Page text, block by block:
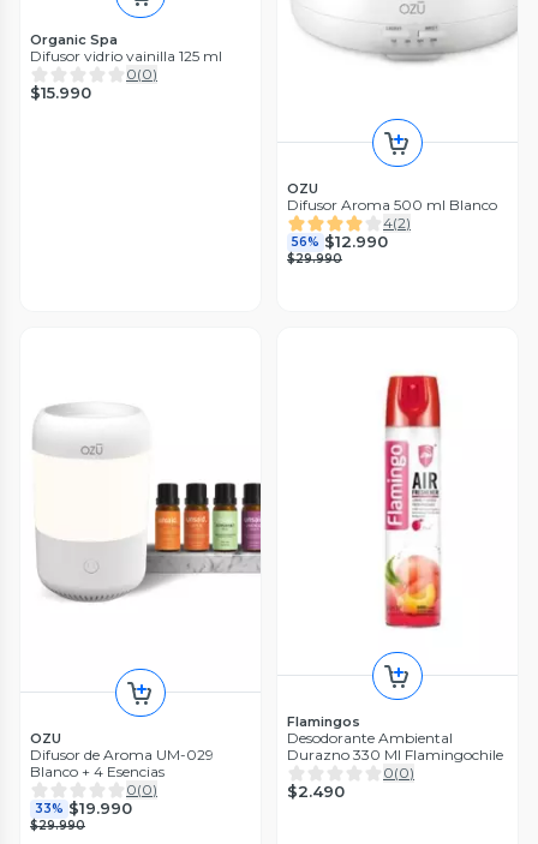
Organic Spa
Difusor vidrio vainilla 125 ml
0(0)
$15.990
OZU
Difusor Aroma 500 ml Blanco
4(2)
56% $12.990
$29.990
OZU
Difusor de Aroma UM-029
Blanco + 4 Esencias
0(0)
33% $19.990
$29.990
Flamingos
Desodorante Ambiental
Durazno 330 Ml Flamingochile
0(0)
$2.490